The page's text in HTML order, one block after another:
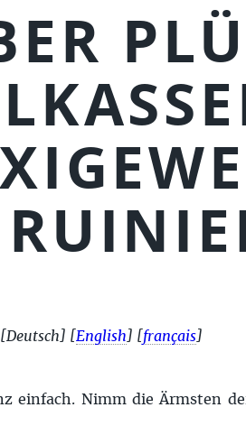
[Deutsch] [English] [français]
einfach. Nimm die Ärmsten